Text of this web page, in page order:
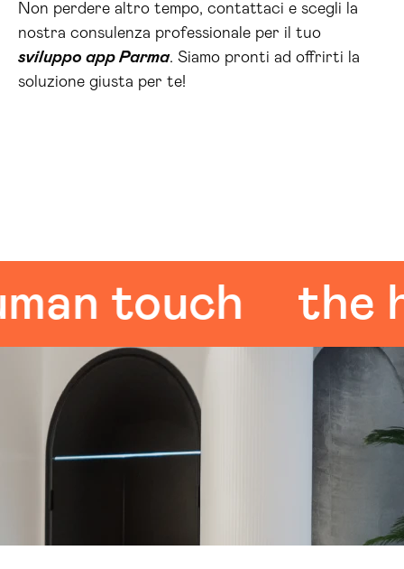
Non perdere altro tempo, contattaci e scegli la
nostra consulenza professionale per il tuo
sviluppo app Parma. Siamo pronti ad offrirti la
soluzione giusta per te!
touch the